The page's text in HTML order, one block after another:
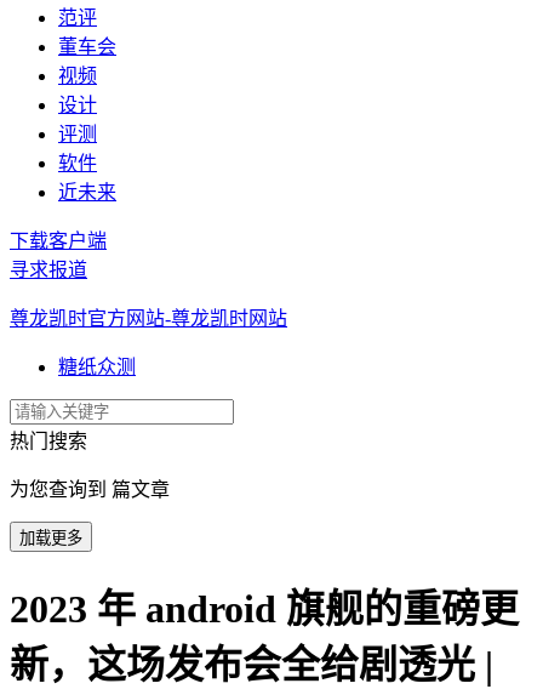
范评
董车会
视频
设计
评测
软件
近未来
下载客户端
寻求报道
尊龙凯时官方网站-尊龙凯时网站
糖纸众测
热门搜索
为您查询到 篇文章
加载更多
2023 年 android 旗舰的重磅更
新，这场发布会全给剧透光 |